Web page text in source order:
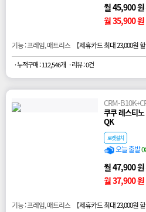
월 45,900 원
월 35,900 원
기능 : 프레임, 매트리스 【제휴카드 최대 23,000원
· 누적구매 : 112,546개 · 리뷰 : 0건
CRM-
쿠쿠 레스티
QK
로켓설치
오늘 출발
월 47,900 원
월 37,900 원
기능 : 프레임, 매트리스 【제휴카드 최대 23,000원